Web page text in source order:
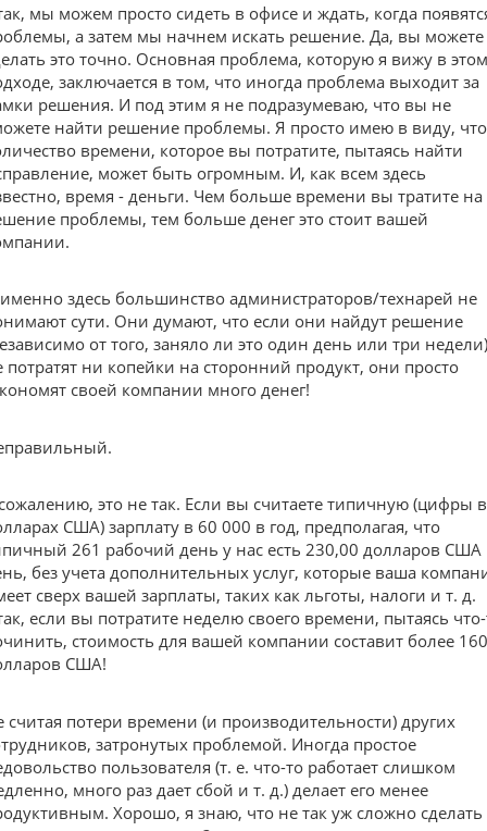
мы можем просто сидеть в офисе и ждать, когда
а затем мы начнем искать решение. Да, вы можете
это точно. Основная проблема, которую я вижу в этом
заключается в том, что иногда проблема выходит за
решения. И под этим я не подразумеваю, что вы не
найти решение проблемы. Я просто имею в виду, что
времени, которое вы потратите, пытаясь найти
может быть огромным. И, как всем здесь
время - деньги. Чем больше времени вы тратите на
проблемы, тем больше денег это стоит вашей
здесь большинство администраторов/технарей не
сути. Они думают, что если они найдут решение
от того, заняло ли это один день или три
потратят ни копейки на сторонний продукт, они просто
своей компании много денег!
это не так. Если вы считаете типичную (цифры в
США) зарплату в 60 000 в год, предполагая, что
261 рабочий день у нас есть 230,00 долларов США
без учета дополнительных услуг, которые ваша
сверх вашей зарплаты, таких как льготы, налоги и т. д.
если вы потратите неделю своего времени, пытаясь
стоимость для вашей компании составит более
США!
считая потери времени (и производительности) других
затронутых проблемой. Иногда простое
пользователя (т. е. что-то работает слишком
много раз дает сбой и т. д.) делает его менее
Хорошо, я знаю, что не так уж сложно сделать